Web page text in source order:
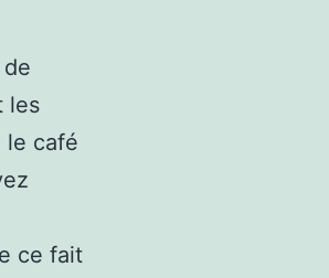
les
le café
ce fait